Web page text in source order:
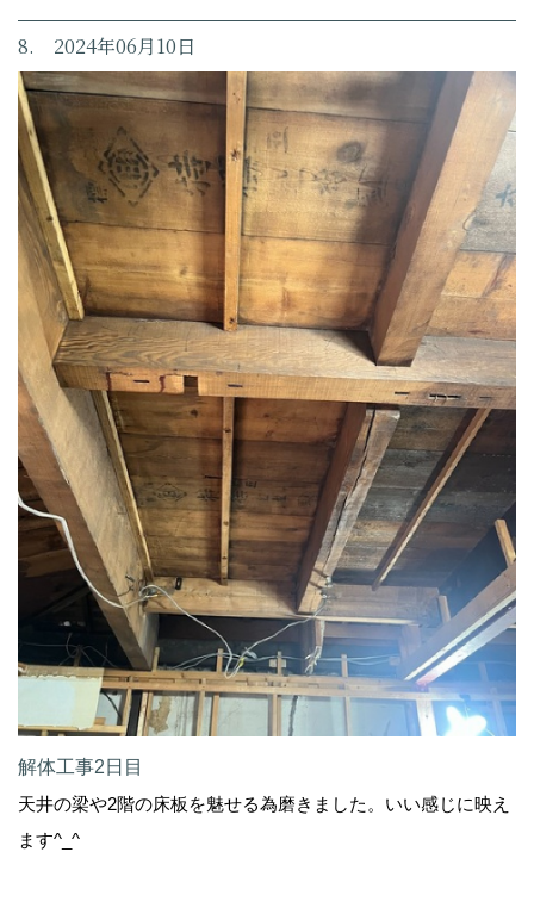
8. 2024年06月10日
解体工事2日目
天井の梁や2階の床板を魅せる為磨きました。いい感じに映え
ます^_^